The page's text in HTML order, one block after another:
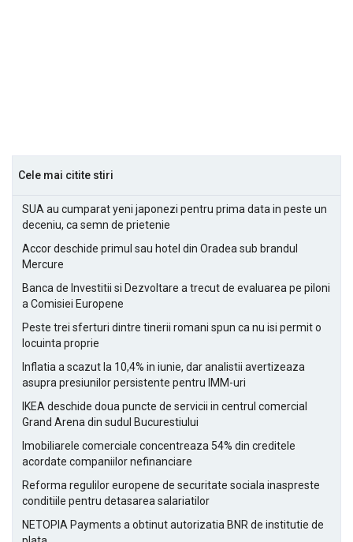
Cele mai citite stiri
SUA au cumparat yeni japonezi pentru prima data in peste un
deceniu, ca semn de prietenie
Accor deschide primul sau hotel din Oradea sub brandul
Mercure
Banca de Investitii si Dezvoltare a trecut de evaluarea pe piloni
a Comisiei Europene
Peste trei sferturi dintre tinerii romani spun ca nu isi permit o
locuinta proprie
Inflatia a scazut la 10,4% in iunie, dar analistii avertizeaza
asupra presiunilor persistente pentru IMM-uri
IKEA deschide doua puncte de servicii in centrul comercial
Grand Arena din sudul Bucurestiului
Imobiliarele comerciale concentreaza 54% din creditele
acordate companiilor nefinanciare
Reforma regulilor europene de securitate sociala inaspreste
conditiile pentru detasarea salariatilor
NETOPIA Payments a obtinut autorizatia BNR de institutie de